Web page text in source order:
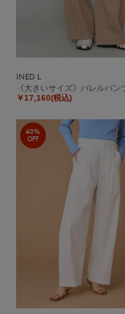
INED L
《大きいサイズ》バレルパン
￥17,160(税込)
40%
OFF